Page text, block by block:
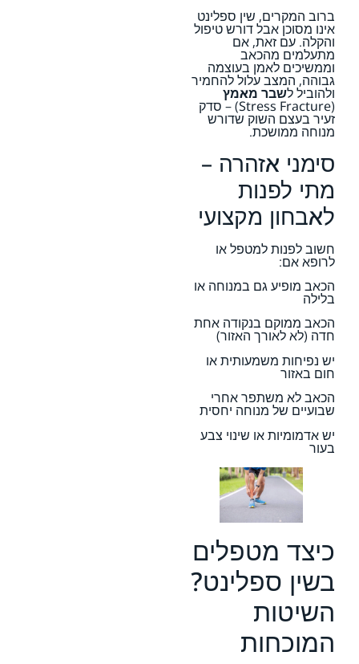
ברוב המקרים, שין ספלינט
אינו מסוכן אבל דורש טיפול
והקלה. עם זאת, אם
מתעלמים מהכאב
וממשיכים לאמן בעוצמה
גבוהה, המצב עלול להחמיר
ולהוביל לשבר מאמץ
(Stress Fracture) – סדק
זעיר בעצם השוק שדורש
מנוחה ממושכת.
סימני אזהרה –
מתי לפנות
לאבחון מקצועי
חשוב לפנות למטפל או
לרופא אם:
הכאב מופיע גם במנוחה או
בלילה
הכאב ממוקם בנקודה אחת
חדה (לא לאורך האזור)
יש נפיחות משמעותית או
חום באזור
הכאב לא משתפר אחרי
שבועיים של מנוחה יחסית
יש אדמומיות או שינוי צבע
בעור
כיצד מטפלים
בשין ספלינט?
השיטות
המוכחות